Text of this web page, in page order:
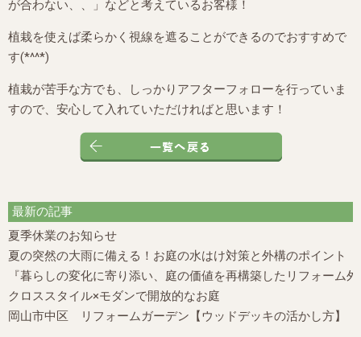
が合わない、、」などと考えているお客様！
植栽を使えば柔らかく視線を遮ることができるのでおすすめで
す(*^^*)
植栽が苦手な方でも、しっかりアフターフォローを行っていま
すので、安心して入れていただければと思います！
最新の記事
夏季休業のお知らせ
夏の突然の大雨に備える！お庭の水はけ対策と外構のポイント
『暮らしの変化に寄り添い、庭の価値を再構築したリフォーム
クロススタイル×モダンで開放的なお庭
岡山市中区 リフォームガーデン【ウッドデッキの活かし方】